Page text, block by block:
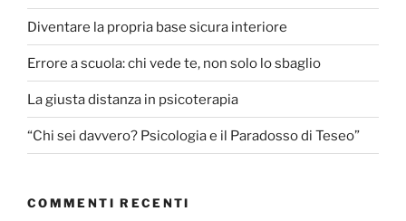
Diventare la propria base sicura interiore
Errore a scuola: chi vede te, non solo lo sbaglio
La giusta distanza in psicoterapia
“Chi sei davvero? Psicologia e il Paradosso di Teseo”
COMMENTI RECENTI